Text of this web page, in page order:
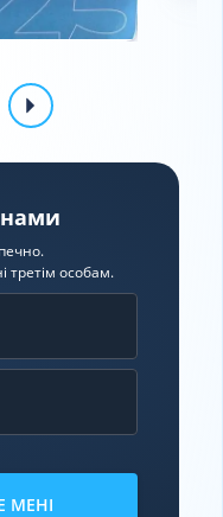
нами
третім особам.
МЕНІ